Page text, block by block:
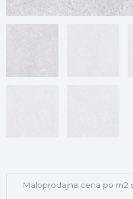
Maloprodajna cena po m2